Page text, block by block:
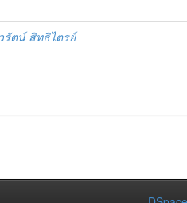
รัตน์ สิทธิไตรย์